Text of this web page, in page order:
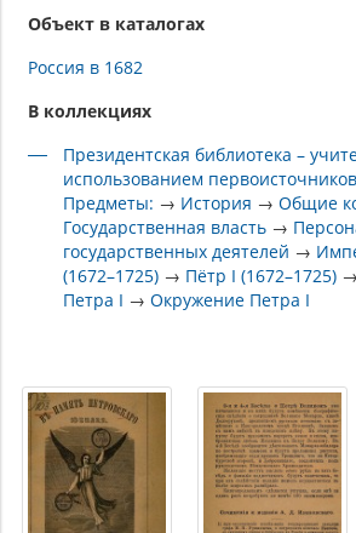
Объект в каталогах
Россия в 1682
В коллекциях
Президентская библиотека –
использованием первоисточников
Предметы: → История →Общие
Государственная власть →
государственных деятелей →
(1672–1725) → Пётр I (1672–1725)
Петра I →Окружение Петра I